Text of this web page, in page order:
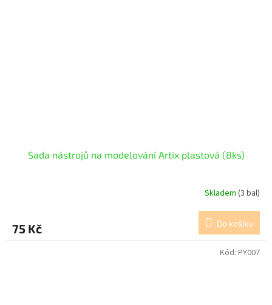
Sada nástrojů na modelování Artix plastová (8ks)
Skladem (3 bal)
75 Kč Do košíku
Kód: PY007